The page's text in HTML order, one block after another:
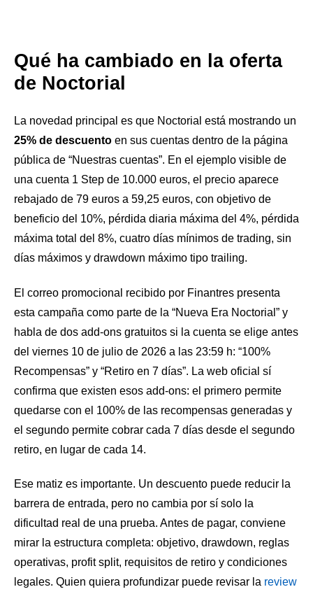
Qué ha cambiado en la oferta
de Noctorial
La novedad principal es que Noctorial está mostrando un
25% de descuento en sus cuentas dentro de la página
pública de “Nuestras cuentas”. En el ejemplo visible de
una cuenta 1 Step de 10.000 euros, el precio aparece
rebajado de 79 euros a 59,25 euros, con objetivo de
beneficio del 10%, pérdida diaria máxima del 4%, pérdida
máxima total del 8%, cuatro días mínimos de trading, sin
días máximos y drawdown máximo tipo trailing.
El correo promocional recibido por Finantres presenta
esta campaña como parte de la “Nueva Era Noctorial” y
habla de dos add-ons gratuitos si la cuenta se elige antes
del viernes 10 de julio de 2026 a las 23:59 h: “100%
Recompensas” y “Retiro en 7 días”. La web oficial sí
confirma que existen esos add-ons: el primero permite
quedarse con el 100% de las recompensas generadas y
el segundo permite cobrar cada 7 días desde el segundo
retiro, en lugar de cada 14.
Ese matiz es importante. Un descuento puede reducir la
barrera de entrada, pero no cambia por sí solo la
dificultad real de una prueba. Antes de pagar, conviene
mirar la estructura completa: objetivo, drawdown, reglas
operativas, profit split, requisitos de retiro y condiciones
legales. Quien quiera profundizar puede revisar la review